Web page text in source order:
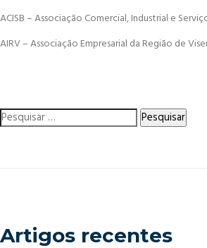
ACISB – Associação Comercial, Industrial e
AIRV – Associação Empresarial da Região de
Pesquisar
por:
Artigos recentes